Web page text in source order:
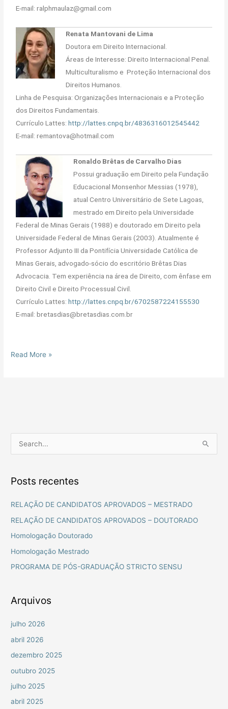
E-mail: ralphmaulaz@gmail.com
Renata Mantovani de Lima
Doutora em Direito Internacional.
Áreas de Interesse: Direito Internacional Penal.
Multiculturalismo e Proteção Internacional dos
Direitos Humanos.
Linha de Pesquisa: Organizações Internacionais e a Proteção
dos Direitos Fundamentais.
Currículo Lattes:http://lattes.cnpq.br/4836316012545442
E-mail: remantova@hotmail.com
Ronaldo Brêtas de Carvalho Dias
Possui graduação em Direito pela Fundação
Educacional Monsenhor Messias (1978),
atual Centro Universitário de Sete Lagoas,
mestrado em Direito pela Universidade
Federal de Minas Gerais (1988) e doutorado em Direito pela
Universidade Federal de Minas Gerais (2003). Atualmente é
Professor Adjunto III da Pontifícia Universidade Católica de
Minas Gerais, advogado-sócio do escritório Brêtas Dias
Advocacia. Tem experiência na área de Direito, com ênfase em
Direito Civil e Direito Processual Civil.
Currículo Lattes:http://lattes.cnpq.br/6702587224155530
E-mail: bretasdias@bretasdias.com.br
Read More »
q
u
r
p
r
Posts recentes
RELAÇÃO DE CANDIDATOS APROVADOS – MESTRADO
RELAÇÃO DE CANDIDATOS APROVADOS – DOUTORADO
Homologação Doutorado
Homologação Mestrado
PROGRAMA DE PÓS-GRADUAÇÃO STRICTO SENSU
Arquivos
julho 2026
abril 2026
dezembro 2025
outubro 2025
julho 2025
abril 2025